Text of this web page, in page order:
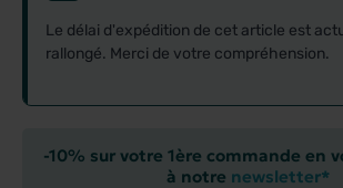
Le délai d'expédition de cet article est
rallongé. Merci de votre compréhension.
-10% sur votre 1ère commande en
à notre newsletter*